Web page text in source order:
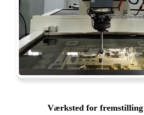
Værksted for fremstilling